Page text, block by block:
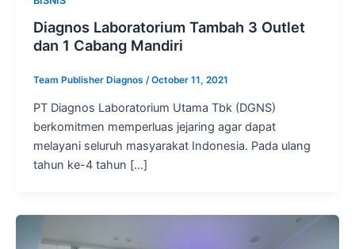
Diagnos Laboratorium Tambah 3 Outlet
dan 1 Cabang Mandiri
Team Publisher Diagnos /October 11, 2021
PT Diagnos Laboratorium Utama Tbk (DGNS)
berkomitmen memperluas jejaring agar dapat
melayani seluruh masyarakat Indonesia. Pada ulang
tahun ke-4 tahun […]